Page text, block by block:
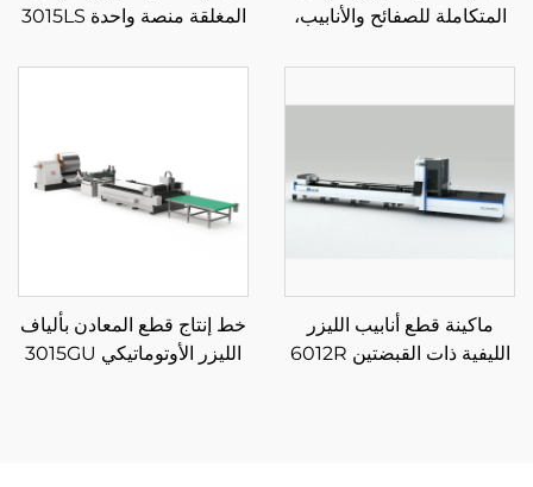
المتكاملة للصفائح والأنابيب،
المغلقة منصة واحدة 3015LS
ماكينة قطع أنابيب الليزر
الليفية ذات القبضتين 6012R
خط إنتاج قطع المعادن بألياف
الليزر الأوتوماتيكي 3015GU